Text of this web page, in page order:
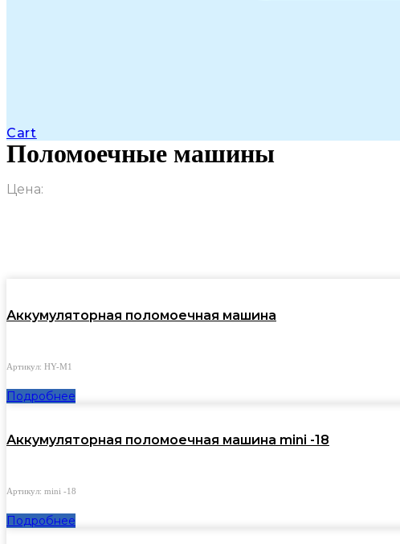
Cart
Поломоечные машины
Цена:
Аккумуляторная поломоечная машина
Артикул: HY-M1
Подробнее
Аккумуляторная поломоечная машина mini -18
Артикул: mini -18
Подробнее